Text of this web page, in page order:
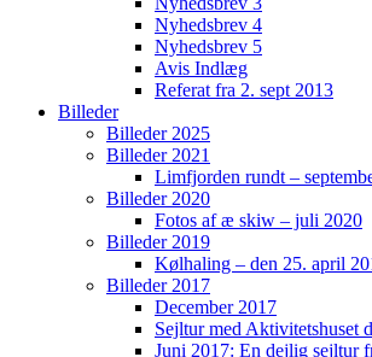
Nyhedsbrev 4
Nyhedsbrev 5
Avis Indlæg
Referat fra 2. sept 2013
Billeder
Billeder 2025
Billeder 2021
Limfjorden rundt –
Billeder 2020
Fotos af æ skiw – juli 2020
Billeder 2019
Kølhaling – den 25. april
Billeder 2017
December 2017
Sejltur med Aktivitetshuset
Juni 2017: En dejlig sejltur